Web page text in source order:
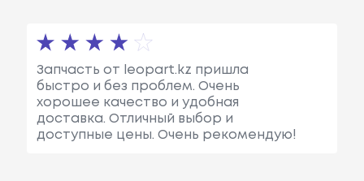
Запчасть от leopart.kz пришла
быстро и без проблем. Очень
хорошее качество и удобная
доставка. Отличный выбор и
доступные цены. Очень рекомендую!